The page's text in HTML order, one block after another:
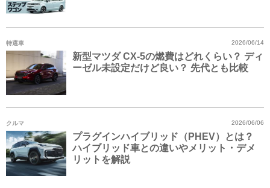
特選車 2026/06/14
新型マツダ CX-5の燃費はどれくらい？ ディ
ーゼル未設定だけど良い？ 先代とも比較
クルマ 2026/06/06
プラグインハイブリッド（PHEV）とは？
ハイブリッド車との違いやメリット・デメ
リットを解説